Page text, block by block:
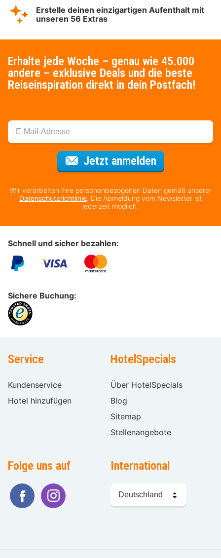
Erstelle deinen einzigartigen Aufenthalt mit
unseren 56 Extras
Erhalte jede Woche – genau wie 45.000
andere – exklusive Deals und die beste
Reiseinspiration direkt in dein Postfach!
Jetzt anmeldenFür den
Wir verarbeiten Ihre personenbezogenen Daten gemäß unserer
Datenschutzrichtlinie. Die Abmeldung vom Newsletter ist
jederzeit möglich.
Schnell und sicher bezahlen:
Sichere Buchung:
Service
Kundenservice
Hotel hinzufügen
HotelSpecials
Über HotelSpecials
Blog
Sitemap
Stellenangebote
Folge uns auf International
wählen